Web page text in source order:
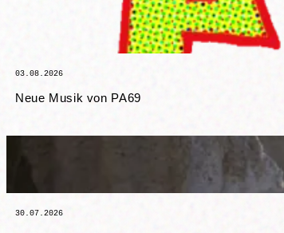
03.08.2026
Neue Musik von PA69
30.07.2026